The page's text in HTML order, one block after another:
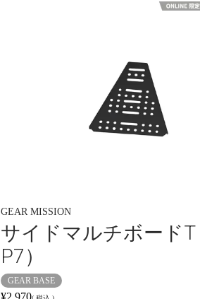
GEAR MISSION
サイドマルチボードT
P7）
GEAR BASE
¥2,970